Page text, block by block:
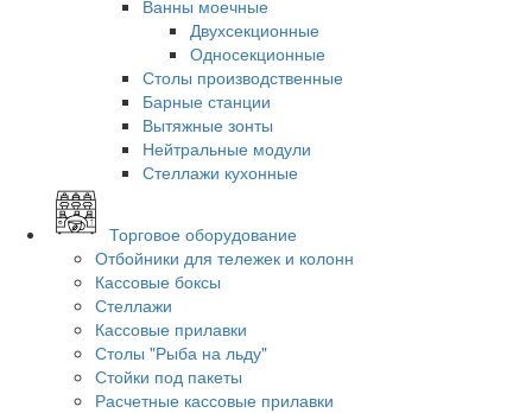
Ванны моечные
Двухсекционные
Односекционные
Столы производственные
Барные станции
Вытяжные зонты
Нейтральные модули
Стеллажи кухонные
Торговое оборудование
Отбойники для тележек и колонн
Кассовые боксы
Стеллажи
Кассовые прилавки
Столы "Рыба на льду"
Стойки под пакеты
Расчетные кассовые прилавки